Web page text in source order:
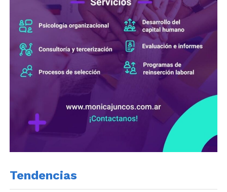
Tendencias